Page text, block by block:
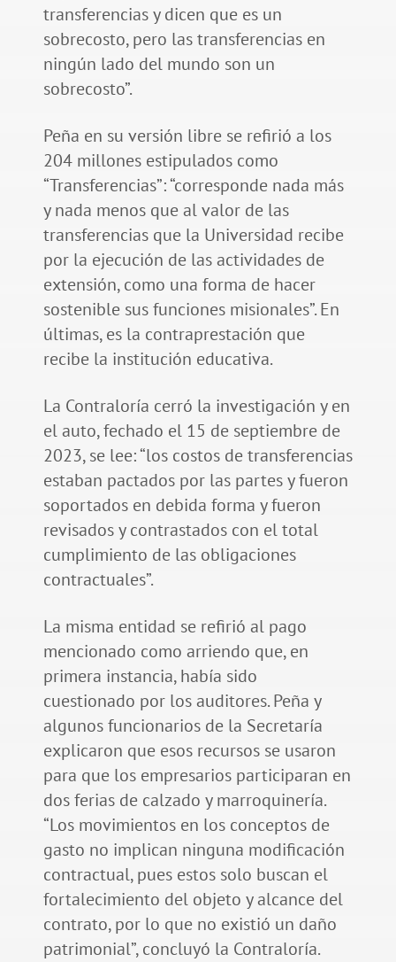
transferencias y dicen que es un
sobrecosto, pero las transferencias en
ningún lado del mundo son un
sobrecosto”.
Peña en su versión libre se refirió a los
204 millones estipulados como
“Transferencias”: “corresponde nada más
y nada menos que al valor de las
transferencias que la Universidad recibe
por la ejecución de las actividades de
extensión, como una forma de hacer
sostenible sus funciones misionales”. En
últimas, es la contraprestación que
recibe la institución educativa.
La Contraloría cerró la investigación y en
el auto, fechado el 15 de septiembre de
2023, se lee: “los costos de transferencias
estaban pactados por las partes y fueron
soportados en debida forma y fueron
revisados y contrastados con el total
cumplimiento de las obligaciones
contractuales”.
La misma entidad se refirió al pago
mencionado como arriendo que, en
primera instancia, había sido
cuestionado por los auditores. Peña y
algunos funcionarios de la Secretaría
explicaron que esos recursos se usaron
para que los empresarios participaran en
dos ferias de calzado y marroquinería.
“Los movimientos en los conceptos de
gasto no implican ninguna modificación
contractual, pues estos solo buscan el
fortalecimiento del objeto y alcance del
contrato, por lo que no existió un daño
patrimonial”, concluyó la Contraloría.